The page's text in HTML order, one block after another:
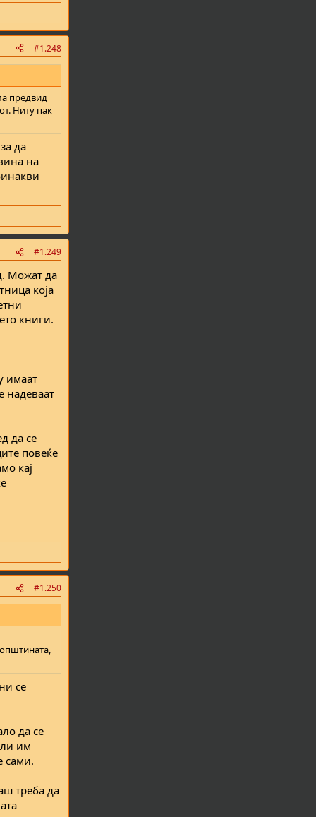
#1.248
предвид
Ниту пак
да
на
#1.249
Можат да
која
книги.
имаат
надеваат
да се
повеќе
кај
#1.250
се
да се
им
сами.
треба да